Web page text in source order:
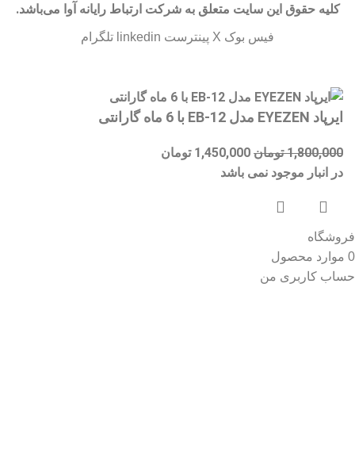
کلیه حقوق این سایت متعلق به شرکت ارتباط رایانه آوا می‌باشد.
فیس بوک X پینترست linkedin تلگرام
ایرپاد EYEZEN مدل EB-12 با 6 ماه گارانتی
1,800,000 تومان 1,450,000 تومان
در انبار موجود نمی باشد
فروشگاه
0 موارد محصول
حساب کاربری من